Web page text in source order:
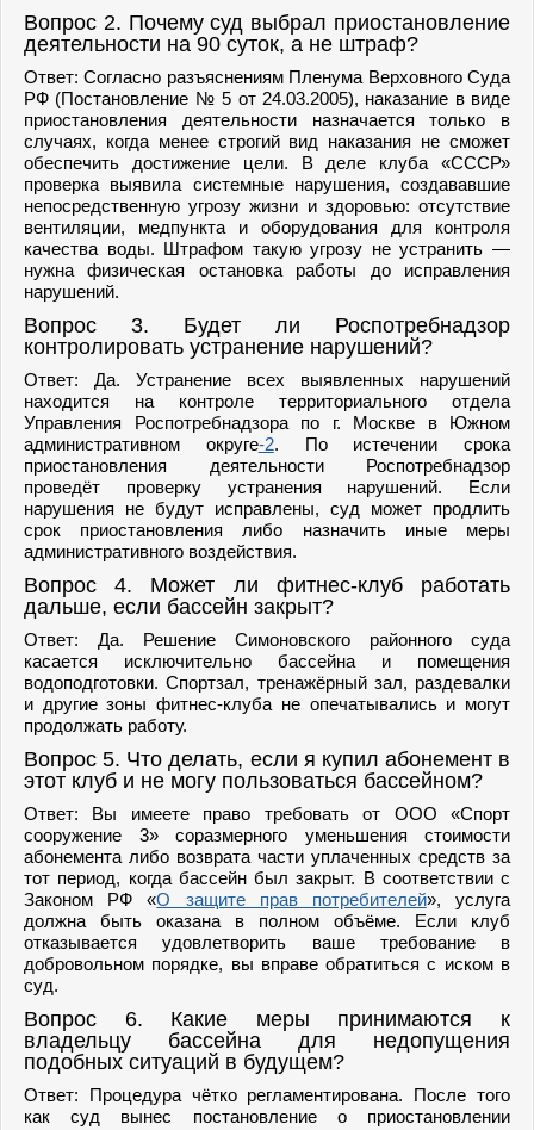
Вопрос 2. Почему суд выбрал приостановление
деятельности на 90 суток, а не штраф?
Ответ: Согласно разъяснениям Пленума Верховного Суда
РФ (Постановление № 5 от 24.03.2005), наказание в виде
приостановления деятельности назначается только в
случаях, когда менее строгий вид наказания не сможет
обеспечить достижение цели. В деле клуба «СССР»
проверка выявила системные нарушения, создававшие
непосредственную угрозу жизни и здоровью: отсутствие
вентиляции, медпункта и оборудования для контроля
качества воды. Штрафом такую угрозу не устранить —
нужна физическая остановка работы до исправления
нарушений.
Вопрос 3. Будет ли Роспотребнадзор
контролировать устранение нарушений?
Ответ: Да. Устранение всех выявленных нарушений
находится на контроле территориального отдела
Управления Роспотребнадзора по г. Москве в Южном
административном округе-2. По истечении срока
приостановления деятельности Роспотребнадзор
проведёт проверку устранения нарушений. Если
нарушения не будут исправлены, суд может продлить
срок приостановления либо назначить иные меры
административного воздействия.
Вопрос 4. Может ли фитнес-клуб работать
дальше, если бассейн закрыт?
Ответ: Да. Решение Симоновского районного суда
касается исключительно бассейна и помещения
водоподготовки. Спортзал, тренажёрный зал, раздевалки
и другие зоны фитнес-клуба не опечатывались и могут
продолжать работу.
Вопрос 5. Что делать, если я купил абонемент в
этот клуб и не могу пользоваться бассейном?
Ответ: Вы имеете право требовать от ООО «Спорт
сооружение 3» соразмерного уменьшения стоимости
абонемента либо возврата части уплаченных средств за
тот период, когда бассейн был закрыт. В соответствии с
Законом РФ «О защите прав потребителей», услуга
должна быть оказана в полном объёме. Если клуб
отказывается удовлетворить ваше требование в
добровольном порядке, вы вправе обратиться с иском в
суд.
Вопрос 6. Какие меры принимаются к
владельцу бассейна для недопущения
подобных ситуаций в будущем?
Ответ: Процедура чётко регламентирована. После того
как суд вынес постановление о приостановлении